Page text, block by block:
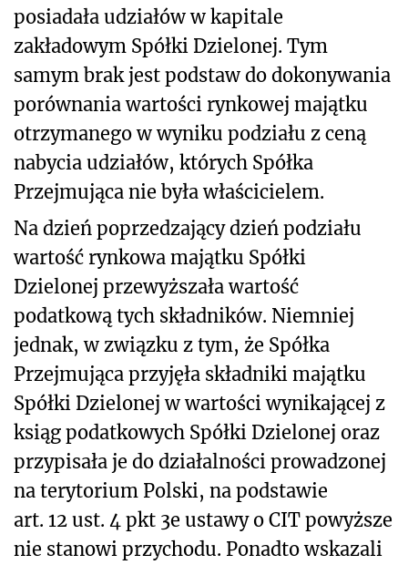
posiadała udziałów w kapitale
zakładowym Spółki Dzielonej. Tym
samym brak jest podstaw do dokonywania
porównania wartości rynkowej majątku
otrzymanego w wyniku podziału z ceną
nabycia udziałów, których Spółka
Przejmująca nie była właścicielem.
Na dzień poprzedzający dzień podziału
wartość rynkowa majątku Spółki
Dzielonej przewyższała wartość
podatkową tych składników. Niemniej
jednak, w związku z tym, że Spółka
Przejmująca przyjęła składniki majątku
Spółki Dzielonej w wartości wynikającej z
ksiąg podatkowych Spółki Dzielonej oraz
przypisała je do działalności prowadzonej
na terytorium Polski, na podstawie
art. 12 ust. 4 pkt 3e ustawy o CIT powyższe
nie stanowi przychodu. Ponadto wskazali